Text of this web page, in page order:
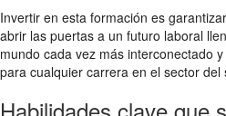
Invertir en esta formación es
abrir las puertas a un futuro laboral
mundo cada vez más interconectado
para cualquier carrera en el sector